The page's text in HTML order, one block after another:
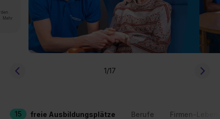
Mehr
1/17
15 freie Ausbildungsplätze Berufe Firmen-